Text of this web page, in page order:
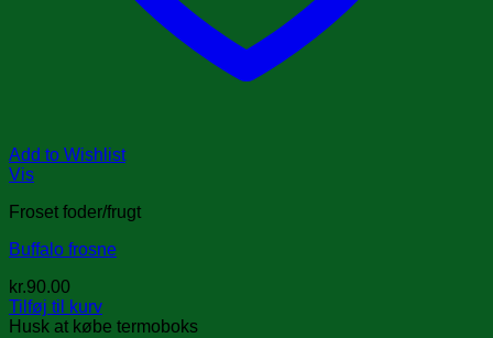
Add to Wishlist
Vis
Froset foder/frugt
Buffalo frosne
kr.90.00
Tilføj til kurv
Husk at købe termoboks